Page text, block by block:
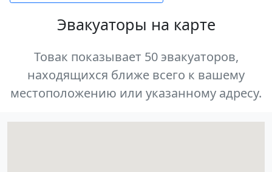
Эвакуаторы на карте
Товак показывает 50 эвакуаторов,
находящихся ближе всего к вашему
местоположению или указанному адресу.